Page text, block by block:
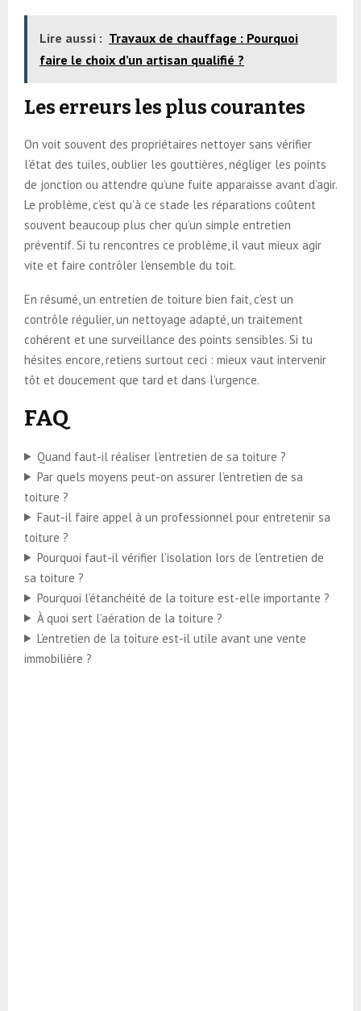
Lire aussi : Travaux de chauffage : Pourquoi
faire le choix d’un artisan qualifié ?
Les erreurs les plus courantes
On voit souvent des propriétaires nettoyer sans vérifier
l’état des tuiles, oublier les gouttières, négliger les points
de jonction ou attendre qu’une fuite apparaisse avant d’agir.
Le problème, c’est qu’à ce stade les réparations coûtent
souvent beaucoup plus cher qu’un simple entretien
préventif. Si tu rencontres ce problème, il vaut mieux agir
vite et faire contrôler l’ensemble du toit.
En résumé, un entretien de toiture bien fait, c’est un
contrôle régulier, un nettoyage adapté, un traitement
cohérent et une surveillance des points sensibles. Si tu
hésites encore, retiens surtout ceci : mieux vaut intervenir
tôt et doucement que tard et dans l’urgence.
FAQ
Quand faut-il réaliser l’entretien de sa toiture ?
Par quels moyens peut-on assurer l’entretien de sa
toiture ?
Faut-il faire appel à un professionnel pour entretenir sa
toiture ?
Pourquoi faut-il vérifier l’isolation lors de l’entretien de
sa toiture ?
Pourquoi l’étanchéité de la toiture est-elle importante ?
À quoi sert l’aération de la toiture ?
L’entretien de la toiture est-il utile avant une vente
immobilière ?